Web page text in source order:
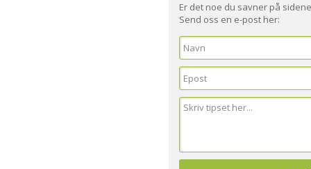
Er det noe du savner på
Send oss en e-post her: